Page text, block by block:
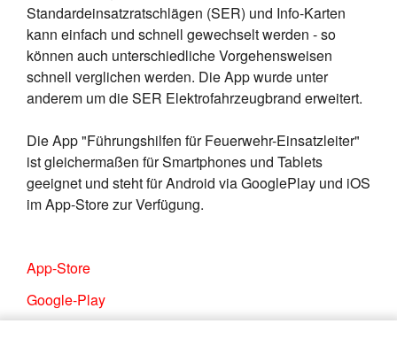
Standardeinsatzratschlägen (SER) und Info-Karten
kann einfach und schnell gewechselt werden - so
können auch unterschiedliche Vorgehensweisen
schnell verglichen werden. Die App wurde unter
anderem um die SER Elektrofahrzeugbrand erweitert.
Die App "Führungshilfen für Feuerwehr-Einsatzleiter"
ist gleichermaßen für Smartphones und Tablets
geeignet und steht für Android via GooglePlay und iOS
im App-Store zur Verfügung.
App-Store
Google-Play